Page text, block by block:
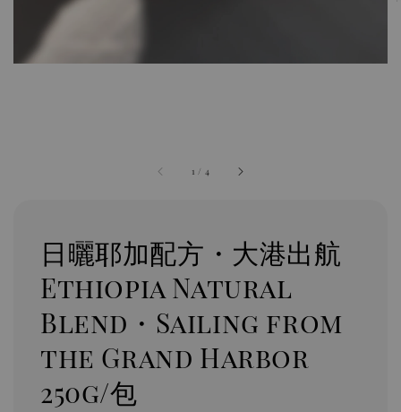
1 / 4
日曬耶加配方・大港出航
Ethiopia Natural
Blend・Sailing from
the Grand Harbor
250g/包